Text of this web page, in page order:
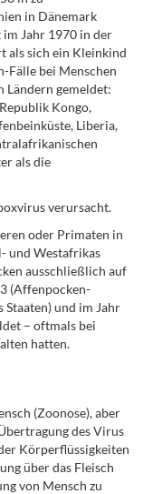
in Dänemark
im Jahr 1970 in der
als sich ein Kleinkind
Fälle bei Menschen
Ländern gemeldet:
Kongo,
Liberia,
als die
verursacht.
oder Primaten in
und Westafrikas
ausschließlich auf
(Affenpocken-
Staaten)und im Jahr
– oftmals bei
hatten.
(Zoonose), aber
des Virus
Körperflüssigkeiten
über das Fleisch
von Mensch zu